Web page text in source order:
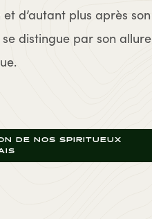
d’autant plus après son
distingue par son allure
DE NOS SPIRITUEUX